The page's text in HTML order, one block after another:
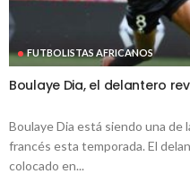
FUTBOLISTAS AFRICANOS
Boulaye Dia, el delantero
Boulaye Dia está siendo una de
francés esta temporada. El
colocado en...